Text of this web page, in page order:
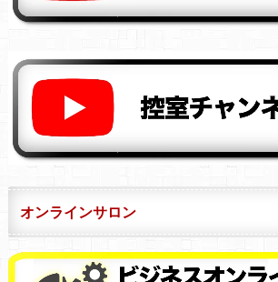
オンラインサロン